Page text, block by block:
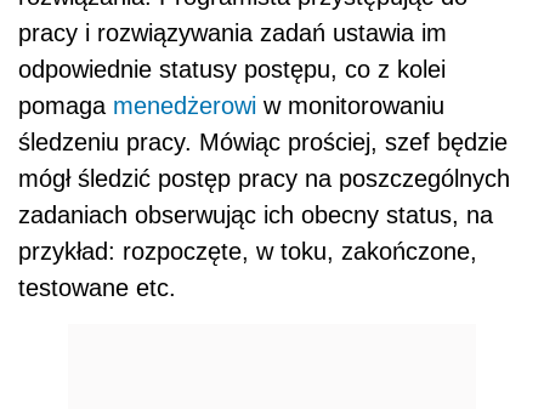
pracy i rozwiązywania zadań ustawia im
odpowiednie statusy postępu, co z kolei
pomaga menedżerowi w monitorowaniu
śledzeniu pracy. Mówiąc prościej, szef będzie
mógł śledzić postęp pracy na poszczególnych
zadaniach obserwując ich obecny status, na
przykład: rozpoczęte, w toku, zakończone,
testowane etc.